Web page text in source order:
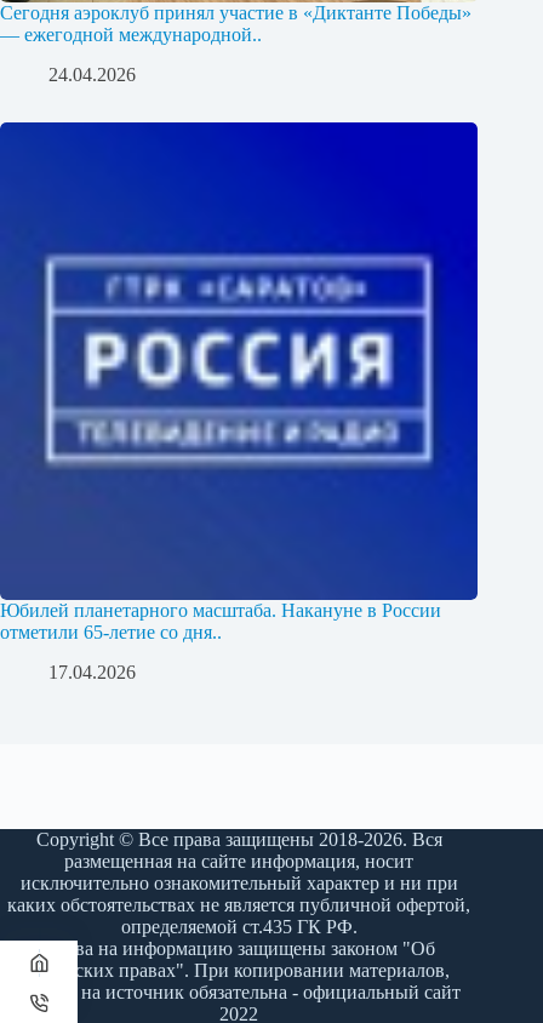
Сегодня аэроклуб принял участие в «Диктанте Победы»
— ежегодной международной..
24.04.2026
Юбилей планетарного масштаба. Накануне в России
отметили 65-летие со дня..
17.04.2026
Copyright © Все права защищены 2018-2026. Вся
размещенная на сайте информация, носит
исключительно ознакомительный характер и ни при
каких обстоятельствах не является публичной офертой,
определяемой ст.435 ГК РФ.
Права на информацию защищены законом "Об
авторских правах". При копировании материалов,
ссылка на источник обязательна - официальный сайт
2022